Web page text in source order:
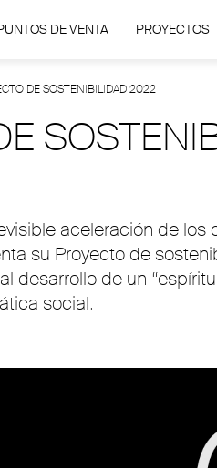
DE VENTA PROYECTOS
DE SOSTENIBILIDAD 2022
aceleración de
su Proyecto de
desarrollo de un
social.